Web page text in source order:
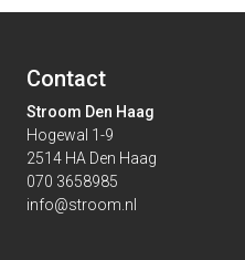
Contact
Stroom Den Haag
Hogewal 1-9
2514 HA Den Haag
070 3658985
info@stroom.nl